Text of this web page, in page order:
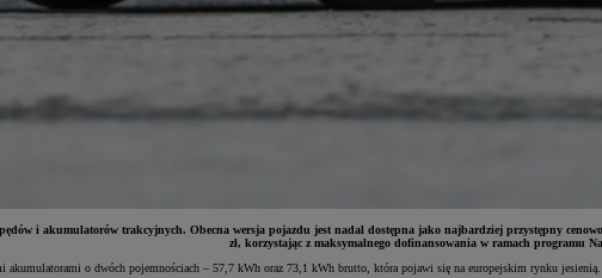
i akumulatorów trakcyjnych. Obecna wersja pojazdu jest nadal dostępna jako najbardziej przystępny
zł, korzystając z maksymalnego dofinansowania w ramach programu
akumulatorami o dwóch pojemnościach – 57,7 kWh oraz 73,1 kWh brutto, która pojawi się na europejskim rynku